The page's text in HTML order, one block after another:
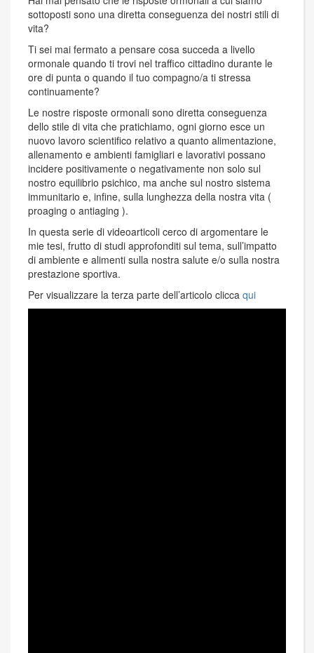
sottoposti sono una diretta conseguenza dei nostri stili di
vita?
Ti sei mai fermato a pensare cosa succeda a livello
ormonale quando ti trovi nel traffico cittadino durante le
ore di punta o quando il tuo compagno/a ti stressa
continuamente?
Le nostre risposte ormonali sono diretta conseguenza
dello stile di vita che pratichiamo, ogni giorno esce un
nuovo lavoro scientifico relativo a quanto alimentazione,
allenamento e ambienti famigliari e lavorativi possano
incidere positivamente o negativamente non solo sul
nostro equilibrio psichico, ma anche sul nostro sistema
immunitario e, infine, sulla lunghezza della nostra vita (
proaging o antiaging ).
In questa serie di videoarticoli cerco di argomentare le
mie tesi, frutto di studi approfonditi sul tema, sull’impatto
di ambiente e alimenti sulla nostra salute e/o sulla nostra
prestazione sportiva.
Per visualizzare la terza parte dell’articolo clicca qui